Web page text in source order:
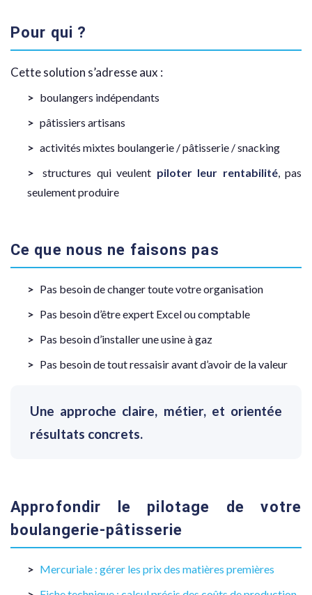
Pour qui ?
Cette solution s’adresse aux :
boulangers indépendants
pâtissiers artisans
activités mixtes boulangerie / pâtisserie / snacking
structures qui veulent piloter leur rentabilité, pas
seulement produire
Ce que nous ne faisons pas
Pas besoin de changer toute votre organisation
Pas besoin d’être expert Excel ou comptable
Pas besoin d’installer une usine à gaz
Pas besoin de tout ressaisir avant d’avoir de la valeur
Une approche claire, métier, et orientée
résultats concrets.
Approfondir le pilotage de votre
boulangerie-pâtisserie
Mercuriale : gérer les prix des matières premières